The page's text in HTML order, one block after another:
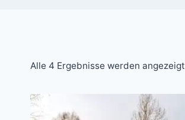
Alle 4 Ergebnisse werden angezeigt